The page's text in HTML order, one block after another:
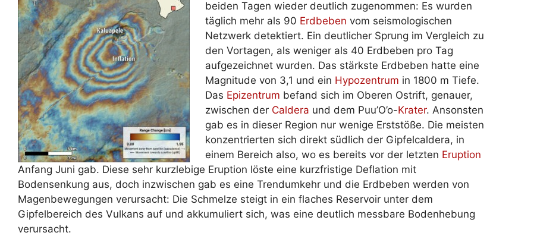
beiden Tagen wieder deutlich zugenommen: Es wurden
täglich mehr als 90 Erdbeben vom seismologischen
Netzwerk detektiert. Ein deutlicher Sprung im Vergleich zu
den Vortagen, als weniger als 40 Erdbeben pro Tag
aufgezeichnet wurden. Das stärkste Erdbeben hatte eine
Magnitude von 3,1 und ein Hypozentrum in 1800 m Tiefe.
Das Epizentrum befand sich im Oberen Ostrift, genauer,
zwischen der Caldera und dem Puu’O’o-Krater. Ansonsten
gab es in dieser Region nur wenige Erststöße. Die meisten
konzentrierten sich direkt südlich der Gipfelcaldera, in
einem Bereich also, wo es bereits vor der letzten Eruption
Anfang Juni gab. Diese sehr kurzlebige Eruption löste eine kurzfristige Deflation mit
Bodensenkung aus, doch inzwischen gab es eine Trendumkehr und die Erdbeben werden von
Magenbewegungen verursacht: Die Schmelze steigt in ein flaches Reservoir unter dem
Gipfelbereich des Vulkans auf und akkumuliert sich, was eine deutlich messbare Bodenhebung
verursacht.